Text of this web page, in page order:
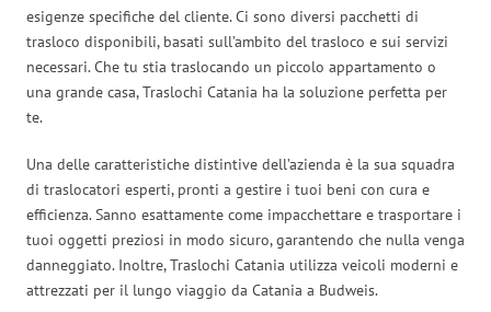
esigenze specifiche del cliente. Ci sono diversi pacchetti di
trasloco disponibili, basati sull’ambito del trasloco e sui servizi
necessari. Che tu stia traslocando un piccolo appartamento o
una grande casa, Traslochi Catania ha la soluzione perfetta per
te.
Una delle caratteristiche distintive dell’azienda è la sua squadra
di traslocatori esperti, pronti a gestire i tuoi beni con cura e
efficienza. Sanno esattamente come impacchettare e trasportare i
tuoi oggetti preziosi in modo sicuro, garantendo che nulla venga
danneggiato. Inoltre, Traslochi Catania utilizza veicoli moderni e
attrezzati per il lungo viaggio da Catania a Budweis.